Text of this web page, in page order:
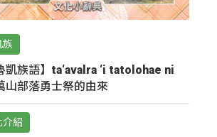
族
凱族語】ta‘avalra ‘i tatolohae ni
山部落勇士祭的由來
介紹